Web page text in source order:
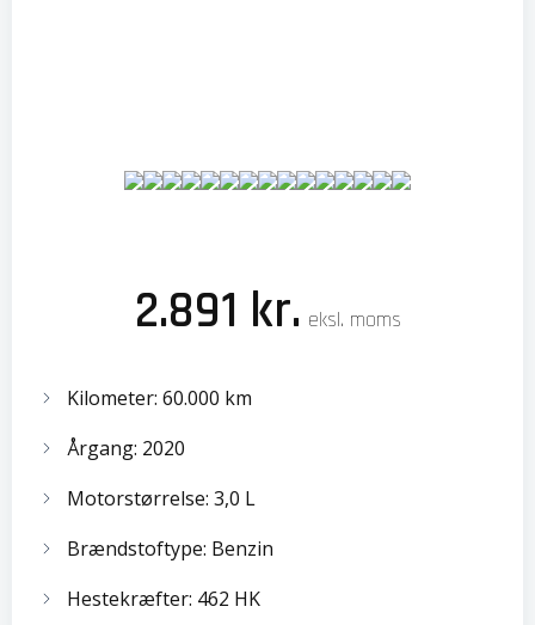
2.891 kr. eksl. moms
Kilometer: 60.000 km
Årgang: 2020
Motorstørrelse: 3,0 L
Brændstoftype: Benzin
Hestekræfter: 462 HK